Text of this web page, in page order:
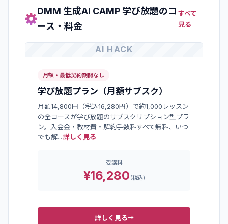
DMM 生成AI CAMP 学び放題のコ
ース・料金
すべて
見る
AI HACK
月額・最低契約期間なし
学び放題プラン（月額サブスク）
月額14,800円（税込16,280円）で約1,000レッスン
の全コースが学び放題のサブスクリプション型プラ
ン。入会金・教材費・解約手数料すべて無料、いつ
でも解...詳しく見る
受講料
¥16,280 (税込)
詳しく見る→